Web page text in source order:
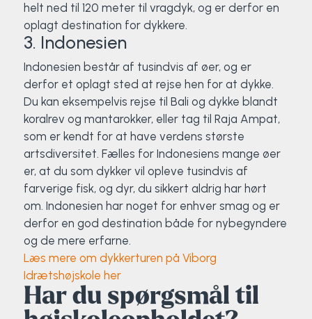
helt ned til 120 meter til vragdyk, og er derfor en
oplagt destination for dykkere.
3. Indonesien
Indonesien består af tusindvis af øer, og er
derfor et oplagt sted at rejse hen for at dykke.
Du kan eksempelvis rejse til Bali og dykke blandt
koralrev og mantarokker, eller tag til Raja Ampat,
som er kendt for at have verdens største
artsdiversitet. Fælles for Indonesiens mange øer
er, at du som dykker vil opleve tusindvis af
farverige fisk, og dyr, du sikkert aldrig har hørt
om. Indonesien har noget for enhver smag og er
derfor en god destination både for nybegyndere
og de mere erfarne.
Læs mere om dykkerturen på Viborg
Idrætshøjskole her
Har du spørgsmål til